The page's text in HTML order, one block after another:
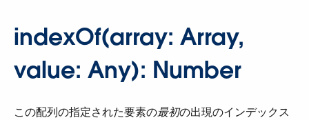
indexOf(array: Array,
value: Any): Number
この配列の指定された要素の​最初​の出現のインデックス